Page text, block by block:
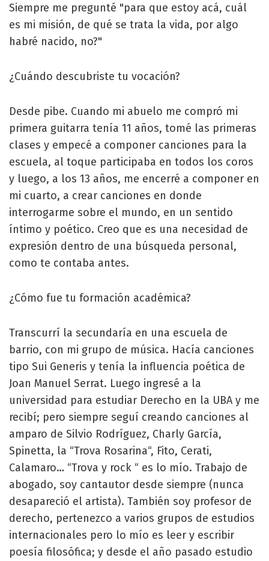
Siempre me pregunté "para que estoy acá, cuál
es mi misión, de qué se trata la vida, por algo
habré nacido, no?"
¿Cuándo descubriste tu vocación?
Desde pibe. Cuando mi abuelo me compró mi
primera guitarra tenía 11 años, tomé las primeras
clases y empecé a componer canciones para la
escuela, al toque participaba en todos los coros
y luego, a los 13 años, me encerré a componer en
mi cuarto, a crear canciones en donde
interrogarme sobre el mundo, en un sentido
íntimo y poético. Creo que es una necesidad de
expresión dentro de una búsqueda personal,
como te contaba antes.
¿Cómo fue tu formación académica?
Transcurrí la secundaría en una escuela de
barrio, con mi grupo de música. Hacía canciones
tipo Sui Generis y tenía la influencia poética de
Joan Manuel Serrat. Luego ingresé a la
universidad para estudiar Derecho en la UBA y me
recibí; pero siempre seguí creando canciones al
amparo de Silvio Rodríguez, Charly García,
Spinetta, la “Trova Rosarina“, Fito, Cerati,
Calamaro… “Trova y rock “ es lo mío. Trabajo de
abogado, soy cantautor desde siempre (nunca
desapareció el artista). También soy profesor de
derecho, pertenezco a varios grupos de estudios
internacionales pero lo mío es leer y escribir
poesía filosófica; y desde el año pasado estudio